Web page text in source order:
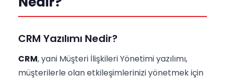
CRM Yazılımı Nedir?
CRM, yani Müşteri İlişkileri Yönetimi yazılımı,
müşterilerle olan etkileşimlerinizi yönetmek için